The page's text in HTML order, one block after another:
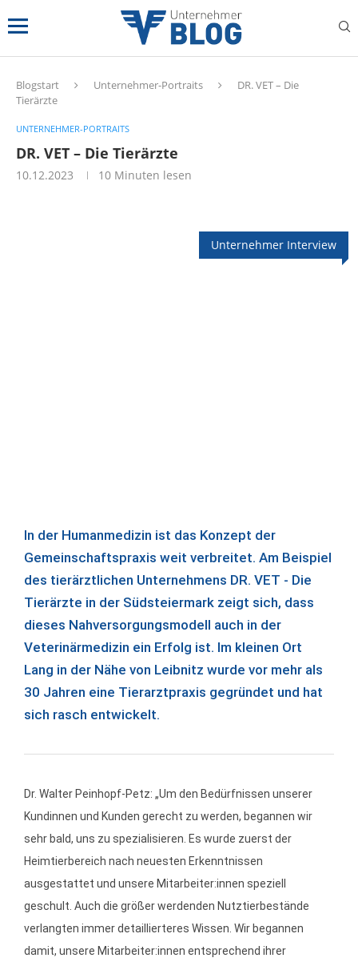
Blogstart Unternehmer-Portraits
DR. VET – Die
Tierärzte
UNTERNEHMER-PORTRAITS
DR. VET – Die Tierärzte
10.12.2023 10 Minuten lesen
Unternehmer Interview
In der Humanmedizin ist das Konzept der
Gemeinschaftspraxis weit verbreitet. Am Beispiel
des tierärztlichen Unternehmens DR. VET - Die
Tierärzte in der Südsteiermark zeigt sich, dass
dieses Nahversorgungsmodell auch in der
Veterinärmedizin ein Erfolg ist. Im kleinen Ort
Lang in der Nähe von Leibnitz wurde vor mehr als
30 Jahren eine Tierarztpraxis gegründet und hat
sich rasch entwickelt.
Dr. Walter Peinhopf-Petz: „Um den Bedürfnissen unserer
Kundinnen und Kunden gerecht zu werden, begannen wir
sehr bald, uns zu spezialisieren. Es wurde zuerst der
Heimtierbereich nach neuesten Erkenntnissen
ausgestattet und unsere Mitarbeiter:innen speziell
geschult. Auch die größer werdenden Nutztierbestände
verlangten immer detaillierteres Wissen. Wir begannen
damit, unsere Mitarbeiter:innen entsprechend ihrer